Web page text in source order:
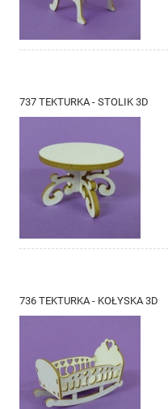
737 TEKTURKA - STOLIK 3D
736 TEKTURKA - KOŁYSKA 3D